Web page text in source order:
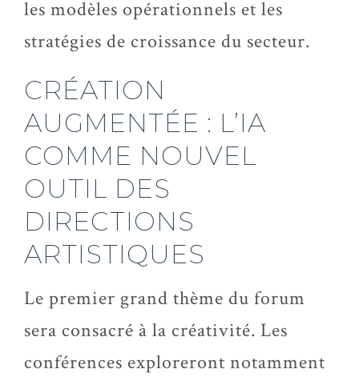
les modèles opérationnels et les
stratégies de croissance du secteur.
CRÉATION
AUGMENTÉE : L’IA
COMME NOUVEL
OUTIL DES
DIRECTIONS
ARTISTIQUES
Le premier grand thème du forum
sera consacré à la créativité. Les
conférences exploreront notamment